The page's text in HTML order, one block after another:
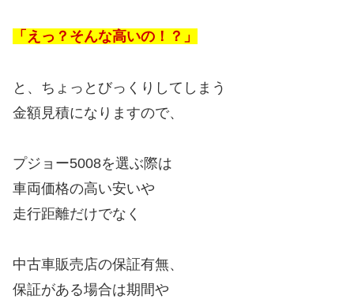
「えっ？そんな高いの！？」
と、ちょっとびっくりしてしまう
金額見積になりますので、
プジョー5008を選ぶ際は
車両価格の高い安いや
走行距離だけでなく
中古車販売店の保証有無、
保証がある場合は期間や